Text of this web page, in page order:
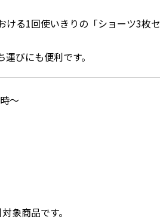
ける1回使いきりの「ショーツ3枚セ
びにも便利です。
～
象商品です。